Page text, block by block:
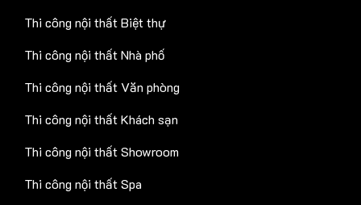
Thi công nội thất Biệt thự
Thi công nội thất Nhà phố
Thi công nội thất Văn phòng
Thi công nội thất Khách sạn
Thi công nội thất Showroom
Thi công nội thất Spa